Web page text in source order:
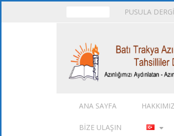
PUSULA
ANA SAYFA
BIZE ULAŞIN